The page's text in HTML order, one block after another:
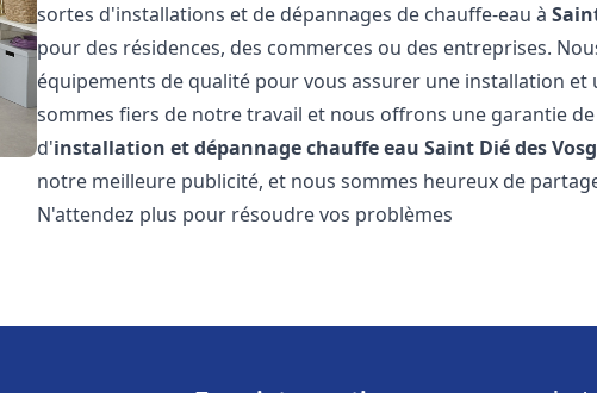
sortes d'installations et de dépannages de chauffe-eau à
pour des résidences, des commerces ou des entreprises.
équipements de qualité pour vous assurer une installation et
sommes fiers de notre travail et nous offrons une garantie
d'installation et dépannage chauffe eau Saint Dié des
notre meilleure publicité, et nous sommes heureux de
N'attendez plus pour résoudre vos problèmes